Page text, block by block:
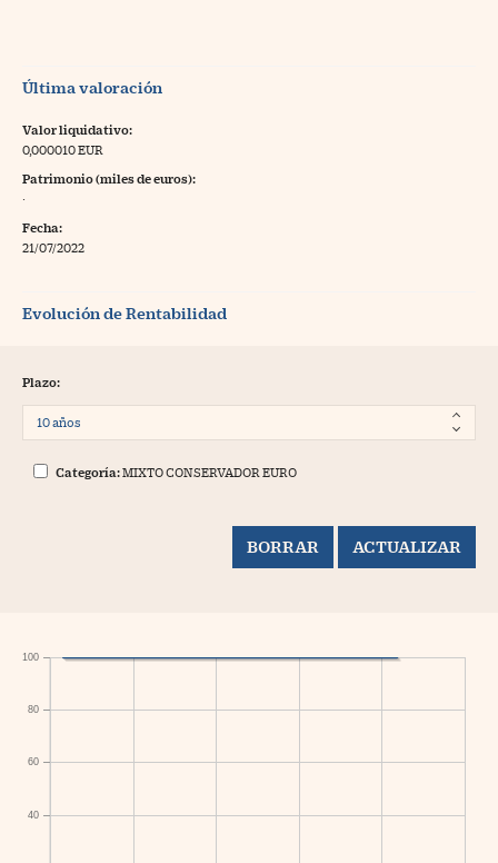
Última valoración
Valor liquidativo:
0,000010 EUR
Patrimonio (miles de euros):
·
Fecha:
21/07/2022
Evolución de Rentabilidad
Plazo:
Categoría:MIXTO CONSERVADOR EURO
40
60
80
100